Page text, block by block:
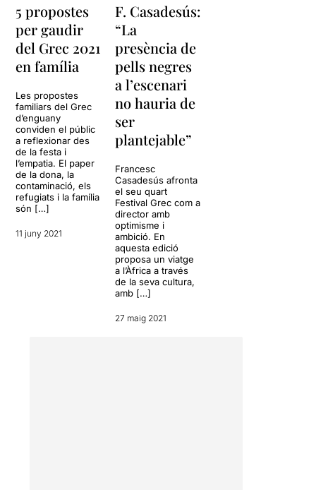
5 propostes
per gaudir
del Grec 2021
en família
Les propostes
familiars del Grec
d’enguany
conviden el públic
a reflexionar des
de la festa i
l’empatia. El paper
de la dona, la
contaminació, els
refugiats i la família
són […]
11 juny 2021
F. Casadesús:
“La
presència de
pells negres
a l’escenari
no hauria de
ser
plantejable”
Francesc
Casadesús afronta
el seu quart
Festival Grec com a
director amb
optimisme i
ambició. En
aquesta edició
proposa un viatge
a l’Àfrica a través
de la seva cultura,
amb […]
27 maig 2021